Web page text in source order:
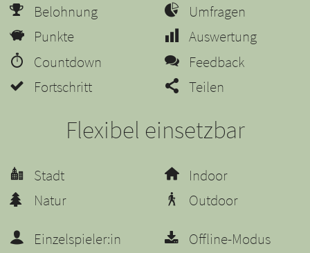
Belohnung
Punkte
Countdown
Fortschritt
Umfragen
Auswertung
Feedback
Teilen
Flexibel einsetzbar
Stadt
Natur
Indoor
Outdoor
Einzelspieler:in
Offline-Modus